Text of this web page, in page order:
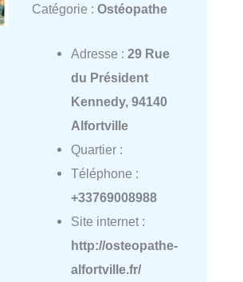
Catégorie : Ostéopathe
Adresse : 29 Rue
du Président
Kennedy, 94140
Alfortville
Quartier :
Téléphone :
+33769008988
Site internet :
http://osteopathe-
alfortville.fr/